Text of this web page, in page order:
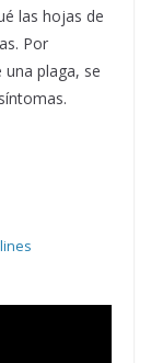
las hojas de
Por
plaga, se